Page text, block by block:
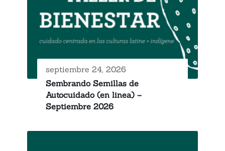
septiembre 24, 2026
Sembrando Semillas de
Autocuidado (en linea) –
Septiembre 2026